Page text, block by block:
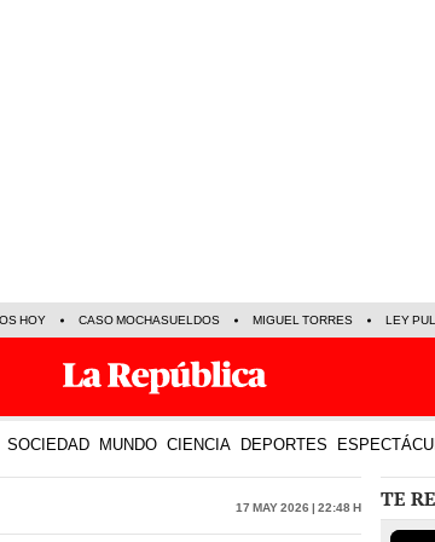
HOY CASO MOCHASUELDOS MIGUEL TORRES LEY
SOCIEDAD MUNDO CIENCIA DEPORTES
17 May 2026 | 22:48 h TE